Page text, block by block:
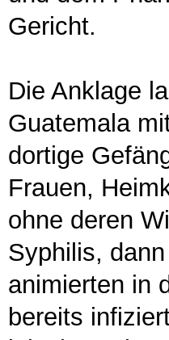
Gericht.
Die Anklage
Guatemala
dortige
Frauen,
ohne deren
Syphilis,
animierten in
bereits